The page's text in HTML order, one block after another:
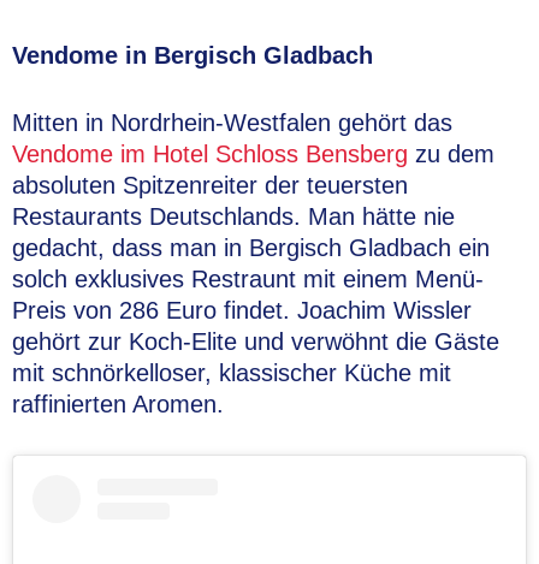
Vendome in Bergisch Gladbach
Mitten in Nordrhein-Westfalen gehört das
Vendome im Hotel Schloss Bensberg zu dem
absoluten Spitzenreiter der teuersten
Restaurants Deutschlands. Man hätte nie
gedacht, dass man in Bergisch Gladbach ein
solch exklusives Restraunt mit einem Menü-
Preis von 286 Euro findet. Joachim Wissler
gehört zur Koch-Elite und verwöhnt die Gäste
mit schnörkelloser, klassischer Küche mit
raffinierten Aromen.